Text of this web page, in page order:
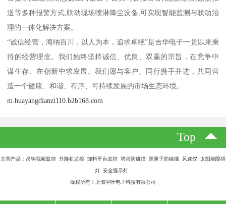
送等多种报警方式,联动现场喷淋降尘设备,可实现智能监测与联动治
理的一体化解决方案。
“诚信经营，海纳百川，以人为本，追求卓绝”是吉华电子一贯以来秉
持的经营理念。我们始终坚持诚信、优良、双赢的宗旨，在竞争中
谋生存、在创新中求发展。我们愿与客户、同行携手并进，共同营
造一个健康、和谐、有序、可持续发展的市场生态环境。
m.huayangdianzi110.b2b168.com
Top
主营产品：吊钩视频监控 升降机监控 卸料平台监控 塔吊防碰撞 黑匣子防碰撞 风速仪 太阳能障碍
灯 安全提示灯
版权所有：上海宇叶电子科技有限公司